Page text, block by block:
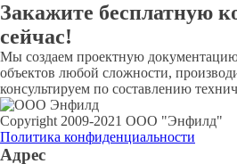
Закажите бесплатную
сейчас!
Мы создаем проектную
объектов любой сложности,
консультируем по составлению
Copyright 2009-2021 ООО "Энфилд"
Политика конфиденциальности
Адрес